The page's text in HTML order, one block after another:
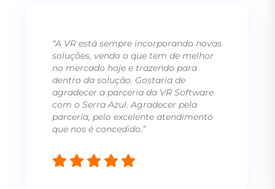
“A VR está sempre incorporando novas
soluções, vendo o que tem de melhor
no mercado hoje e trazendo para
dentro da solução. Gostaria de
agradecer a parceria da VR Software
com o Serra Azul. Agradecer pela
parceria, pelo excelente atendimento
que nos é concedido.”